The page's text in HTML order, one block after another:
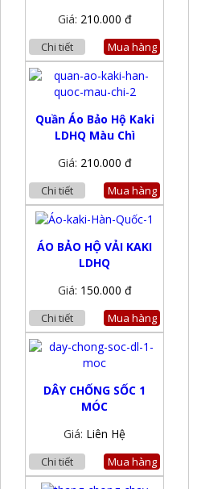
Giá: 210.000 đ
Chi tiết Mua hàng
Quần Áo Bảo Hộ Kaki
LDHQ Màu Chì
Giá: 210.000 đ
Chi tiết Mua hàng
ÁO BẢO HỘ VẢI KAKI
LDHQ
Giá: 150.000 đ
Chi tiết Mua hàng
DÂY CHỐNG SỐC 1
MÓC
Giá: Liên Hệ
Chi tiết Mua hàng